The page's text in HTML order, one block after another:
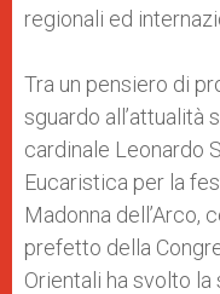
regionali ed
Tra un pensiero di
sguardo all’attualità
cardinale Leonardo
Eucaristica per la
Madonna dell’Arco,
prefetto della
Orientali ha svolto